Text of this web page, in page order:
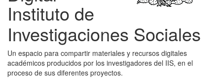
Instituto de
Investigaciones Sociales
Un espacio para compartir materiales y recursos digitales
académicos producidos por los investigadores del IIS, en el
proceso de sus diferentes proyectos.